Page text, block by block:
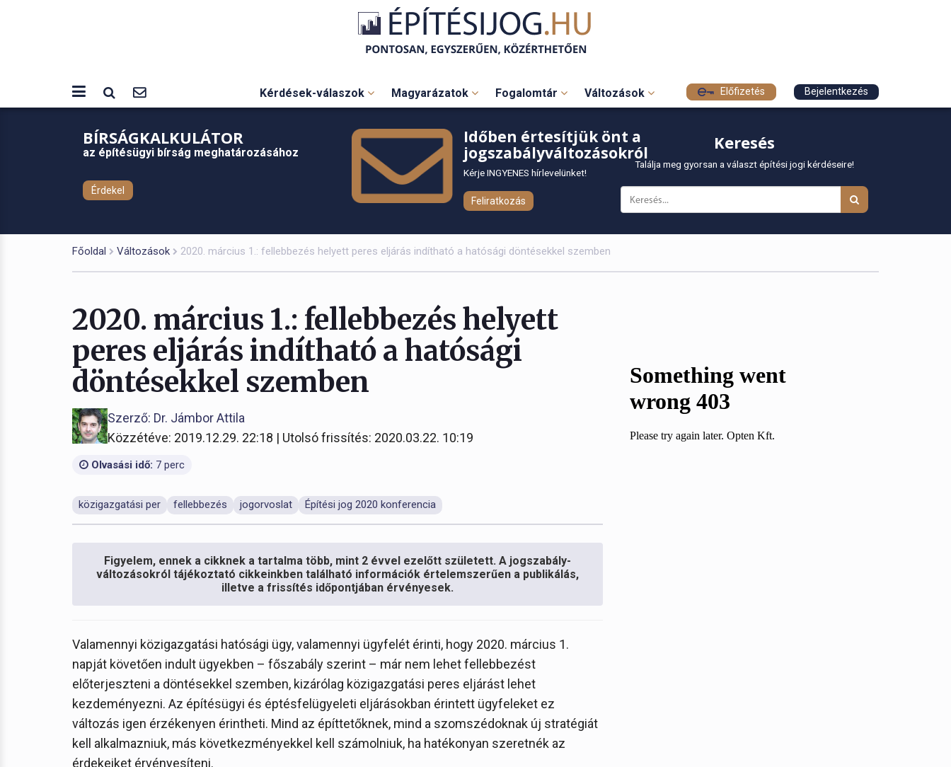
Kérdések-válaszok Magyarázatok Fogalomtár Változások Előfizetés Bejelentkezés
BÍRSÁGKALKULÁTOR
az építésügyi bírság meghatározásához
Érdekel
Időben értesítjük önt a
jogszabályváltozásokról
Kérje INGYENES hírlevelünket!
Feliratkozás
Keresés
Találja meg gyorsan a választ építési jogi kérdéseire!
Főoldal Változások 2020. március 1.: fellebbezés helyett peres eljárás indítható a hatósági döntésekkel szemben
2020. március 1.: fellebbezés helyett
peres eljárás indítható a hatósági
döntésekkel szemben
Szerző: Dr. Jámbor Attila
Közzétéve: 2019.12.29. 22:18 | Utolsó frissítés: 2020.03.22. 10:19
Olvasási idő: 7 perc
közigazgatási per fellebbezés jogorvoslat Építési jog 2020 konferencia
Figyelem, ennek a cikknek a tartalma több, mint 2 évvel ezelőtt született. A jogszabály-
változásokról tájékoztató cikkeinkben található információk értelemszerűen a publikálás,
illetve a frissítés időpontjában érvényesek.
Valamennyi közigazgatási hatósági ügy, valamennyi ügyfelét érinti, hogy 2020. március 1.
napját követően indult ügyekben – főszabály szerint – már nem lehet fellebbezést
előterjeszteni a döntésekkel szemben, kizárólag közigazgatási peres eljárást lehet
kezdeményezni. Az építésügyi és éptésfelügyeleti eljárásokban érintett ügyfeleket ez
változás igen érzékenyen érintheti. Mind az építtetőknek, mind a szomszédoknak új stratégiát
kell alkalmazniuk, más következményekkel kell számolniuk, ha hatékonyan szeretnék az
érdekeiket érvényesíteni.